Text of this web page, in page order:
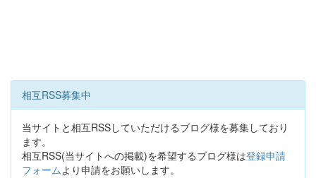
相互RSS募集中
当サイトと相互RSSしていただけるブログ様を募集しており
ます。
相互RSS(当サイトへの掲載)を希望するブログ様は登録申請
フォームより申請をお願いします。